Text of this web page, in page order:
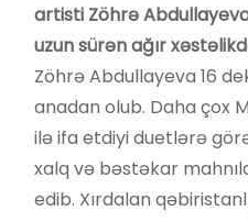
artisti Zöhrə
uzun sürən ağır
Zöhrə Abdullayeva 16
anadan olub. Daha çox
ilə ifa etdiyi duetlərə
xalq və bəstəkar
edib. Xırdalan